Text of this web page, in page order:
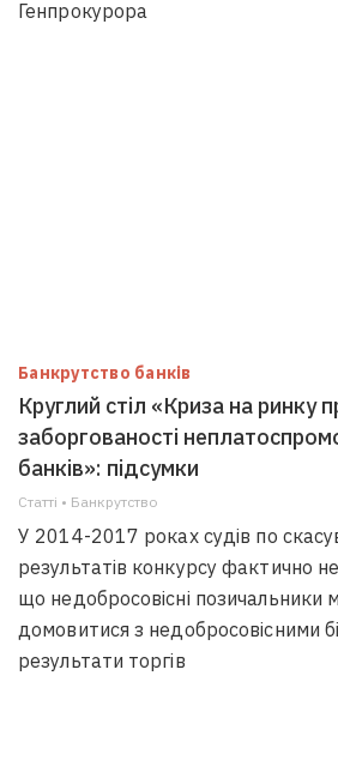
Генпрокурора
Банкрутство банків
Круглий стіл «Криза на ринку
заборгованості
банків»: підсумки
Статті • Банкрутство
У 2014-2017 роках судів по
результатів конкурсу фактично
що недобросовісні позичальники
домовитися з недобросовісними
результати торгів